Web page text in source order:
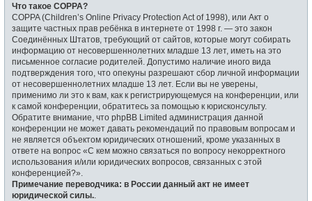
Что такое COPPA?
COPPA (Children’s Online Privacy Protection Act of 1998), или Акт о
защите частных прав ребёнка в интернете от 1998 г. — это закон
Соединённых Штатов, требующий от сайтов, которые могут собирать
информацию от несовершеннолетних младше 13 лет, иметь на это
письменное согласие родителей. Допустимо наличие иного вида
подтверждения того, что опекуны разрешают сбор личной информации
от несовершеннолетних младше 13 лет. Если вы не уверены,
применимо ли это к вам, как к регистрирующемуся на конференции, или
к самой конференции, обратитесь за помощью к юрисконсульту.
Обратите внимание, что phpBB Limited администрация данной
конференции не может давать рекомендаций по правовым вопросам и
не является объектом юридических отношений, кроме указанных в
ответе на вопрос «С кем можно связаться по вопросу некорректного
использования и/или юридических вопросов, связанных с этой
конференцией?».
Примечание переводчика: в России данный акт не имеет
юридической силы.